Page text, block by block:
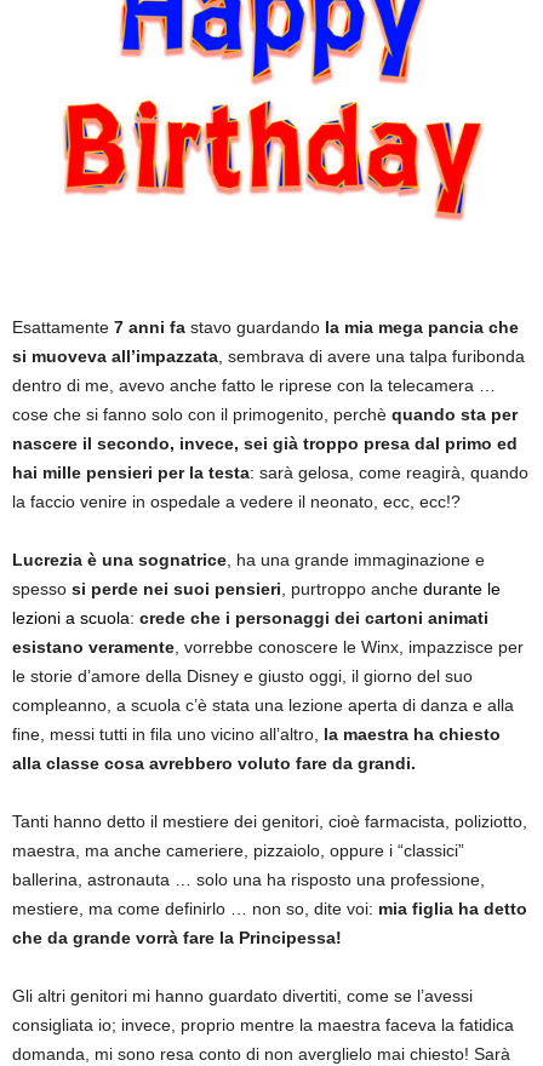
Esattamente 7 anni fa stavo guardando la mia mega pancia che
si muoveva all’impazzata, sembrava di avere una talpa furibonda
dentro di me, avevo anche fatto le riprese con la telecamera …
cose che si fanno solo con il primogenito, perchè quando sta per
nascere il secondo, invece, sei già troppo presa dal primo ed
hai mille pensieri per la testa: sarà gelosa, come reagirà, quando
la faccio venire in ospedale a vedere il neonato, ecc, ecc!?
Lucrezia è una sognatrice, ha una grande immaginazione e
spesso si perde nei suoi pensieri, purtroppo anche durante le
lezioni a scuola: crede che i personaggi dei cartoni animati
esistano veramente, vorrebbe conoscere le Winx, impazzisce per
le storie d’amore della Disney e giusto oggi, il giorno del suo
compleanno, a scuola c’è stata una lezione aperta di danza e alla
fine, messi tutti in fila uno vicino all’altro, la maestra ha chiesto
alla classe cosa avrebbero voluto fare da grandi.
Tanti hanno detto il mestiere dei genitori, cioè farmacista, poliziotto,
maestra, ma anche cameriere, pizzaiolo, oppure i “classici”
ballerina, astronauta … solo una ha risposto una professione,
mestiere, ma come definirlo … non so, dite voi: mia figlia ha detto
che da grande vorrà fare la Principessa!
Gli altri genitori mi hanno guardato divertiti, come se l’avessi
consigliata io; invece, proprio mentre la maestra faceva la fatidica
domanda, mi sono resa conto di non averglielo mai chiesto! Sarà